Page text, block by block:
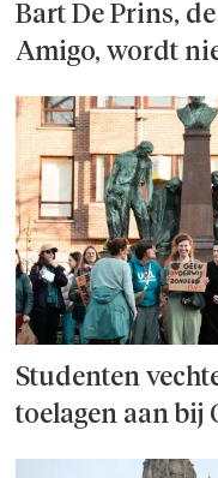
Bart De Prins,
Amigo, wordt
Studenten
toelagen aan